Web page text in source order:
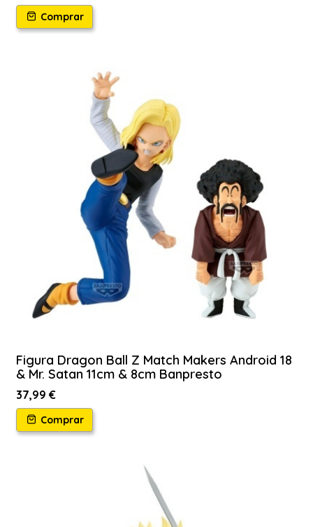
Comprar
Figura Dragon Ball Z Match Makers Android 18
& Mr. Satan 11cm & 8cm Banpresto
37,99 €
Comprar